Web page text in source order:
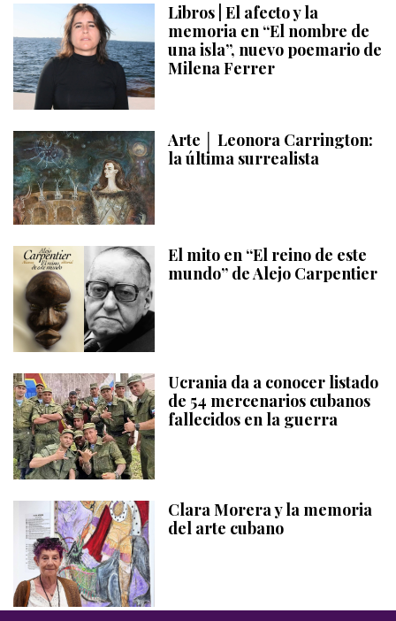
Libros | El afecto y la
memoria en “El nombre de
una isla”, nuevo poemario de
Milena Ferrer
Arte │ Leonora Carrington:
la última surrealista
El mito en “El reino de este
mundo” de Alejo Carpentier
Ucrania da a conocer listado
de 54 mercenarios cubanos
fallecidos en la guerra
Clara Morera y la memoria
del arte cubano